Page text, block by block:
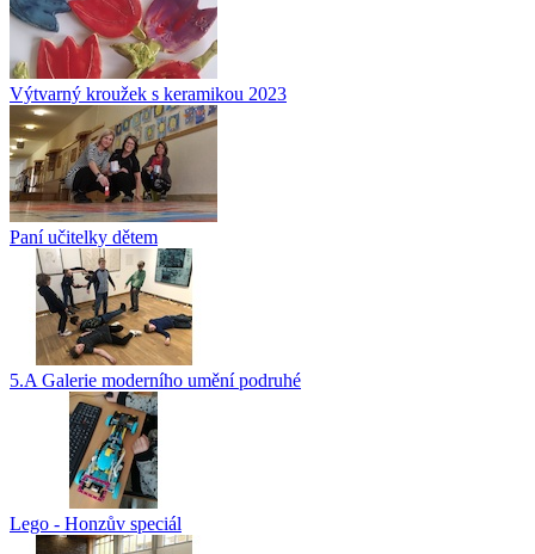
Výtvarný kroužek s keramikou 2023
Paní učitelky dětem
5.A Galerie moderního umění podruhé
Lego - Honzův speciál